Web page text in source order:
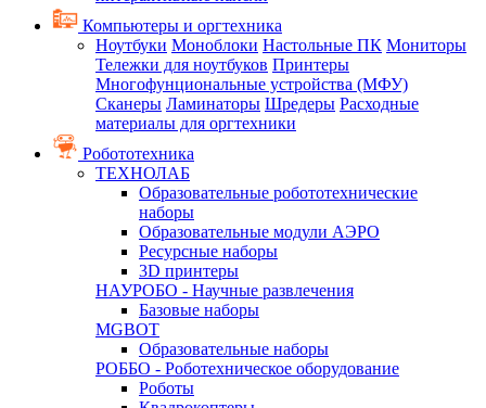
Компьютеры и оргтехника
Ноутбуки Моноблоки Настольные ПК Мониторы
Тележки для ноутбуков Принтеры
Многофунциональные устройства (МФУ)
Сканеры Ламинаторы Шредеры Расходные
материалы для оргтехники
Робототехника
ТЕХНОЛАБ
Образовательные робототехнические
наборы
Образовательные модули АЭРО
Ресурсные наборы
3D принтеры
НАУРОБО - Научные развлечения
Базовые наборы
MGBOT
Образовательные наборы
РОББО - Роботехническое оборудование
Роботы